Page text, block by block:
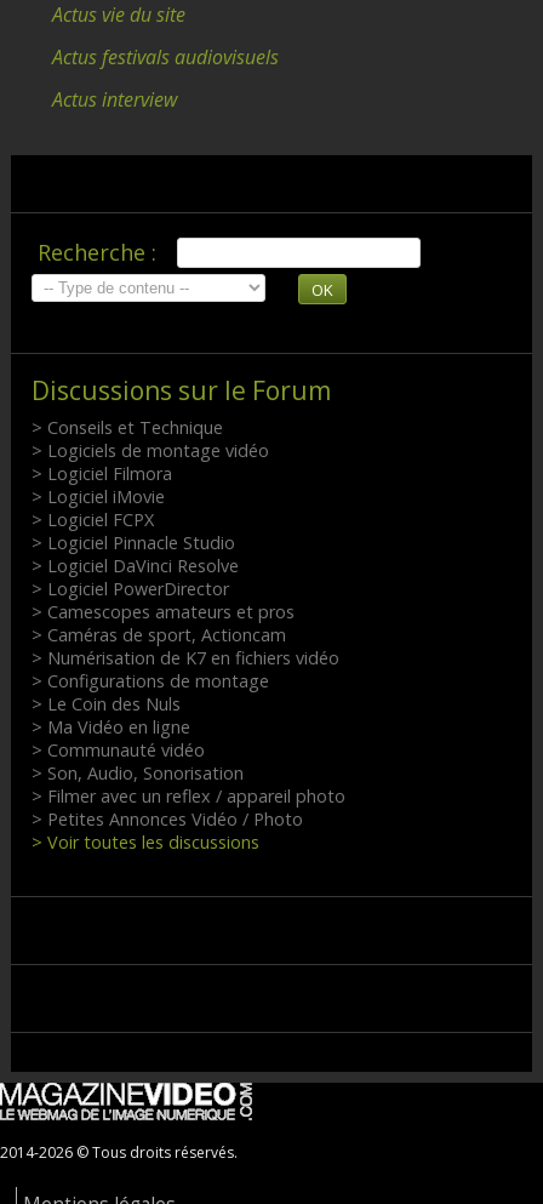
Actus vie du site
Actus festivals audiovisuels
Actus interview
Recherche :
OK
Discussions sur le Forum
> Conseils et Technique
> Logiciels de montage vidéo
> Logiciel Filmora
> Logiciel iMovie
> Logiciel FCPX
> Logiciel Pinnacle Studio
> Logiciel DaVinci Resolve
> Logiciel PowerDirector
> Camescopes amateurs et pros
> Caméras de sport, Actioncam
> Numérisation de K7 en fichiers vidéo
> Configurations de montage
> Le Coin des Nuls
> Ma Vidéo en ligne
> Communauté vidéo
> Son, Audio, Sonorisation
> Filmer avec un reflex / appareil photo
> Petites Annonces Vidéo / Photo
> Voir toutes les discussions
2014-2026 © Tous droits réservés.